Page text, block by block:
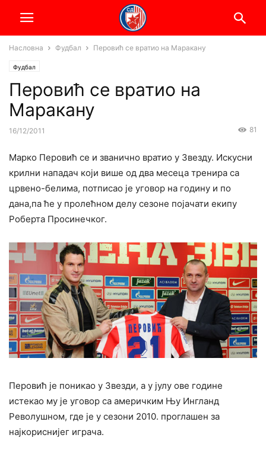
Насловна Фудбал Перовић се вратио на Маракану
Фудбал
Перовић се вратио на
Маракану
16/12/2011 81
Марко Перовић се и званично вратио у Звезду. Искусни
крилни нападач који више од два месеца тренира са
црвено-белима, потписао је уговор на годину и по
дана,па ће у пролећном делу сезоне појачати екипу
Роберта Просинечког.
Перовић је поникао у Звезди, а у јулу ове године
истекао му је уговор са америчким Њу Ингланд
Револушном, где је у сезони 2010. проглашен за
најкориснијег играча.